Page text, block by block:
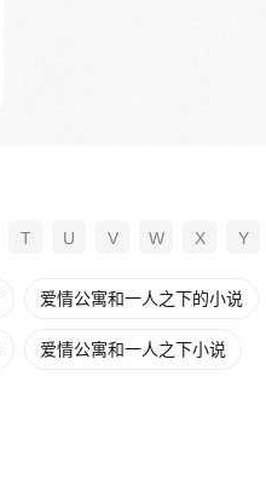
T U V W X Y
爱情公寓和一人之下的小说
爱情公寓和一人之下小说